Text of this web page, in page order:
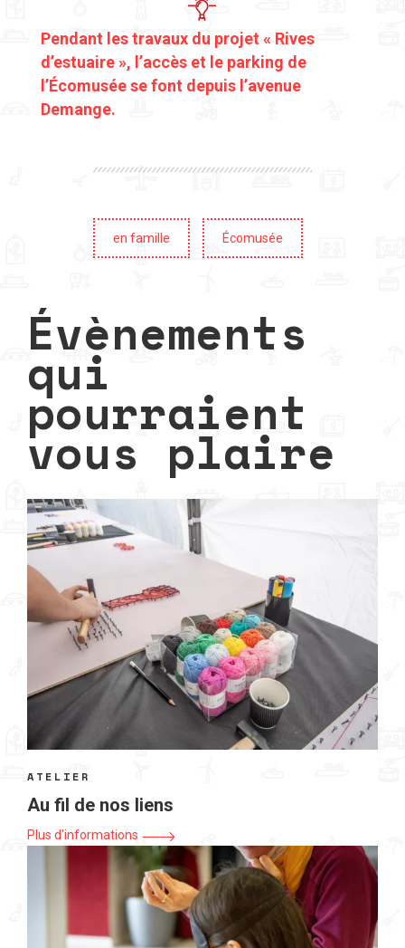
Pendant les travaux du projet « Rives
d’estuaire », l’accès et le parking de
l’Écomusée se font depuis l’avenue
Demange.
en famille Écomusée
Évènements
qui
pourraient
vous plaire
ATELIER
Au fil de nos liens
Plus d'informations